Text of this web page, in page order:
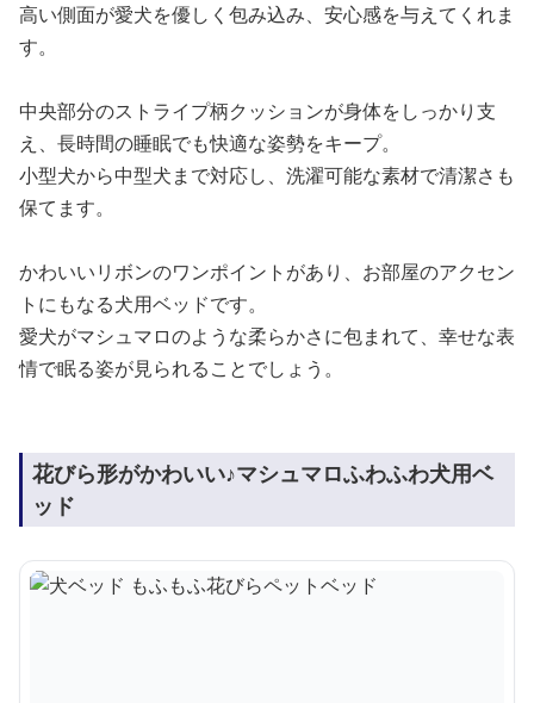
高い側面が愛犬を優しく包み込み、安心感を与えてくれま
す。
中央部分のストライプ柄クッションが身体をしっかり支
え、長時間の睡眠でも快適な姿勢をキープ。
小型犬から中型犬まで対応し、洗濯可能な素材で清潔さも
保てます。
かわいいリボンのワンポイントがあり、お部屋のアクセン
トにもなる犬用ベッドです。
愛犬がマシュマロのような柔らかさに包まれて、幸せな表
情で眠る姿が見られることでしょう。
花びら形がかわいい♪マシュマロふわふわ犬用ベ
ッド